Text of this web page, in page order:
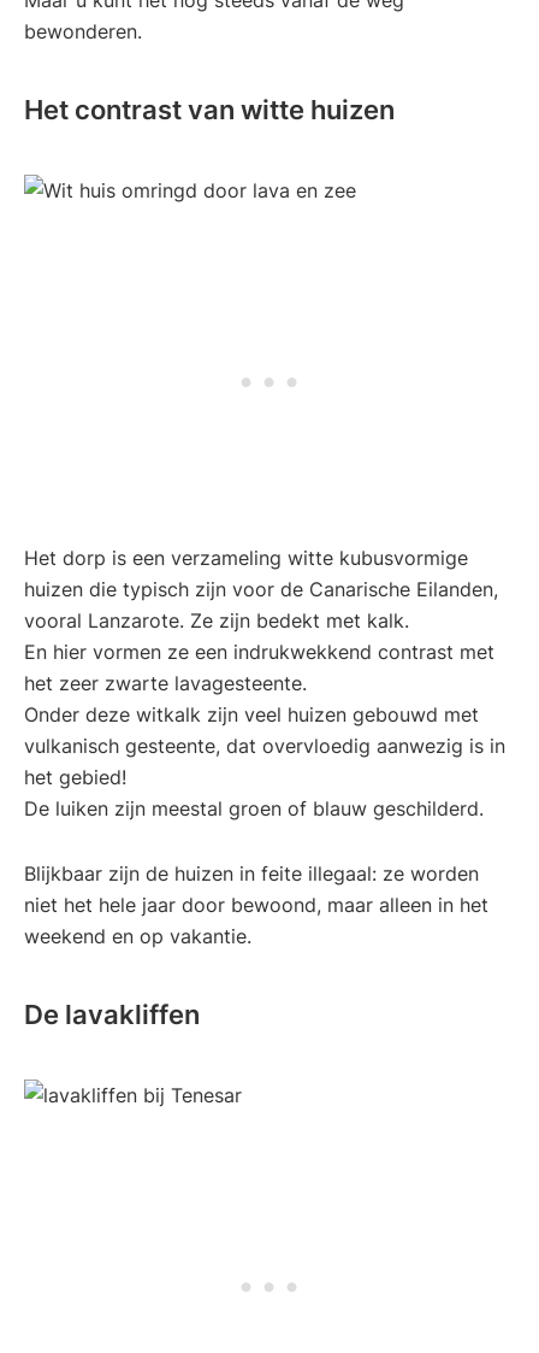
bewonderen.
Het contrast van witte huizen
Het dorp is een verzameling witte kubusvormige
huizen die typisch zijn voor de Canarische Eilanden,
vooral Lanzarote. Ze zijn bedekt met kalk.
En hier vormen ze een indrukwekkend contrast met
het zeer zwarte lavagesteente.
Onder deze witkalk zijn veel huizen gebouwd met
vulkanisch gesteente, dat overvloedig aanwezig is in
het gebied!
De luiken zijn meestal groen of blauw geschilderd.
Blijkbaar zijn de huizen in feite illegaal: ze worden
niet het hele jaar door bewoond, maar alleen in het
weekend en op vakantie.
De lavakliffen